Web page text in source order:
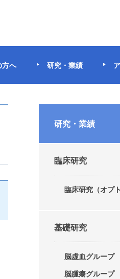
方へ 研究・業績
研究・業績
臨床研究
臨床研究（オプ
基礎研究
脳虚血グループ
脳腫瘍グループ